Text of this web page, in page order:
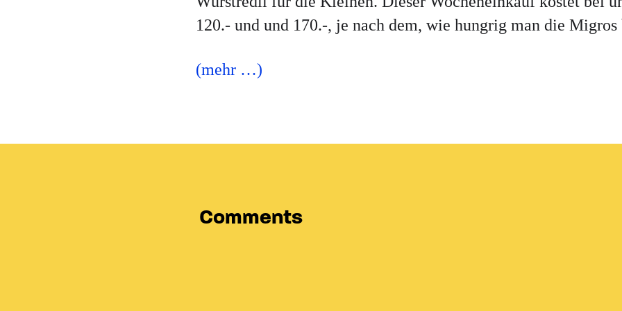
120.- und und 170.-, je nach dem, wie hungrig man die
(mehr …)
Comments